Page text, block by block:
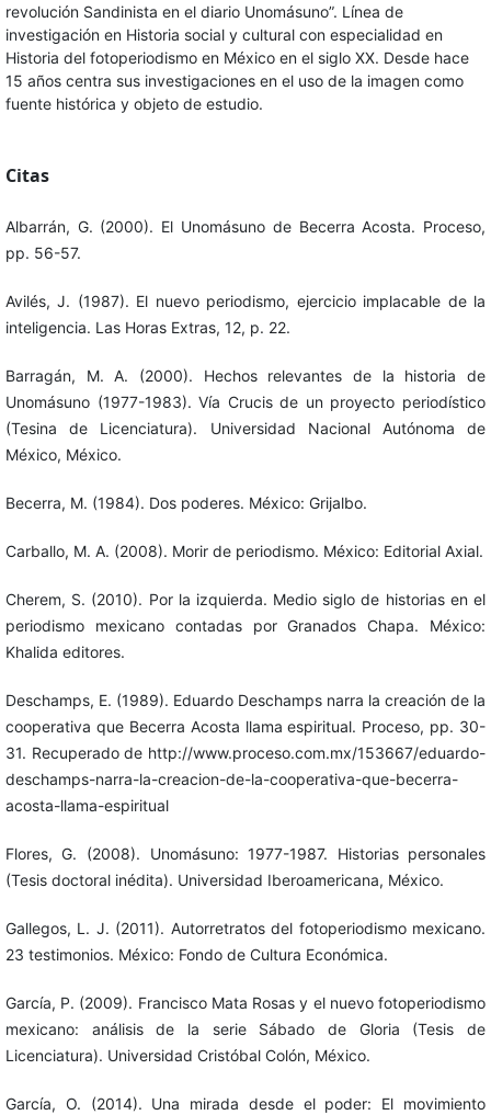
revolución Sandinista en el diario Unomásuno”. Línea de
investigación en Historia social y cultural con especialidad en
Historia del fotoperiodismo en México en el siglo XX. Desde hace
15 años centra sus investigaciones en el uso de la imagen como
fuente histórica y objeto de estudio.
Citas
Albarrán, G. (2000). El Unomásuno de Becerra Acosta. Proceso,
pp. 56-57.
Avilés, J. (1987). El nuevo periodismo, ejercicio implacable de la
inteligencia. Las Horas Extras, 12, p. 22.
Barragán, M. A. (2000). Hechos relevantes de la historia de
Unomásuno (1977-1983). Vía Crucis de un proyecto periodístico
(Tesina de Licenciatura). Universidad Nacional Autónoma de
México, México.
Becerra, M. (1984). Dos poderes. México: Grijalbo.
Carballo, M. A. (2008). Morir de periodismo. México: Editorial Axial.
Cherem, S. (2010). Por la izquierda. Medio siglo de historias en el
periodismo mexicano contadas por Granados Chapa. México:
Khalida editores.
Deschamps, E. (1989). Eduardo Deschamps narra la creación de la
cooperativa que Becerra Acosta llama espiritual. Proceso, pp. 30-
31. Recuperado de http://www.proceso.com.mx/153667/eduardo-
deschamps-narra-la-creacion-de-la-cooperativa-que-becerra-
acosta-llama-espiritual
Flores, G. (2008). Unomásuno: 1977-1987. Historias personales
(Tesis doctoral inédita). Universidad Iberoamericana, México.
Gallegos, L. J. (2011). Autorretratos del fotoperiodismo mexicano.
23 testimonios. México: Fondo de Cultura Económica.
García, P. (2009). Francisco Mata Rosas y el nuevo fotoperiodismo
mexicano: análisis de la serie Sábado de Gloria (Tesis de
Licenciatura). Universidad Cristóbal Colón, México.
García, O. (2014). Una mirada desde el poder: El movimiento